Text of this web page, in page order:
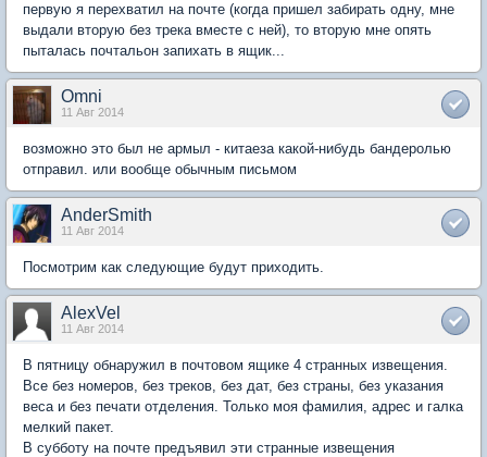
первую я перехватил на почте (когда пришел забирать одну, мне
выдали вторую без трека вместе с ней), то вторую мне опять
пыталась почтальон запихать в ящик...
Omni
11 Авг 2014
возможно это был не армыл - китаеза какой-нибудь бандеролью
отправил. или вообще обычным письмом
AnderSmith
11 Авг 2014
Посмотрим как следующие будут приходить.
AlexVel
11 Авг 2014
В пятницу обнаружил в почтовом ящике 4 странных извещения.
Все без номеров, без треков, без дат, без страны, без указания
веса и без печати отделения. Только моя фамилия, адрес и галка
мелкий пакет.
В субботу на почте предъявил эти странные извещения